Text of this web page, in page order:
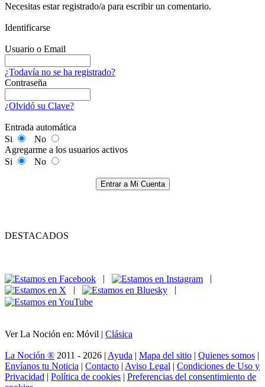
Necesitas estar registrado/a para escribir un comentario.
Identificarse
Usuario o Email
¿Todavía no se ha registrado?
Contraseña
¿Olvidó su Clave?
Entrada automática
Si
No
Agregarme a los usuarios activos
Si
No
Entrar a Mi Cuenta
DESTACADOS
|
|
|
|
Ver La Noción en: Móvil | Clásica
La Noción ® 2011 - 2026 | Ayuda | Mapa del sitio | Quienes somos |
Envíanos tu Noticia | Contacto | Aviso Legal | Condiciones de Uso y
Privacidad | Política de cookies | Preferencias del consentimiento de